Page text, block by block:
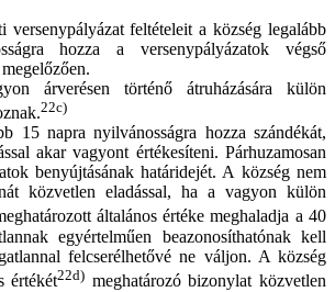
feltételeit a község legalább
hozza a versenypályázatok végső
árverésen történő átruházására külön
22c)
15 napra nyilvánosságra hozza szándékát,
akar vagyont értékesíteni. Párhuzamosan
benyújtásának határidejét. A község nem
közvetlen eladással, ha a vagyon külön
általános értéke meghaladja a 40
egyértelműen beazonosíthatónak kell
felcserélhetővé ne váljon. A község
értékét22d) meghatározó bizonylat közvetlen